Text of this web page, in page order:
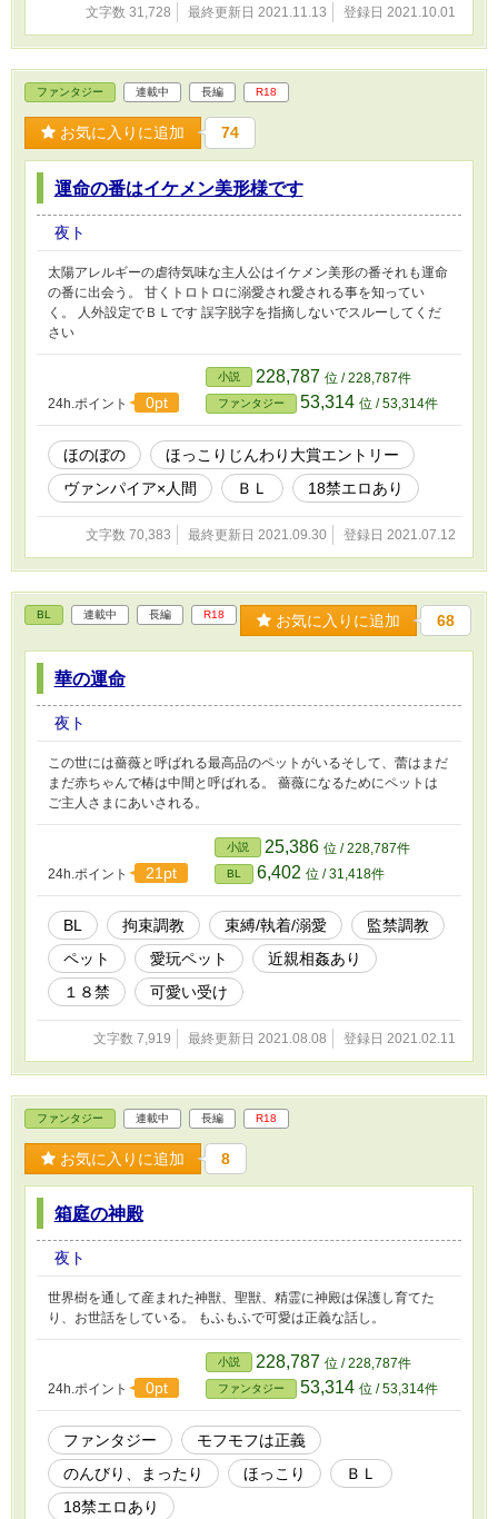
文字数 31,728 最終更新日 2021.11.13 登録日 2021.10.01
ファンタジー 連載中 長編 R18
お気に入りに追加 74
運命の番はイケメン美形様です
夜ト
太陽アレルギーの虐待気味な主人公はイケメン美形の番それも運命
の番に出会う。 甘くトロトロに溺愛され愛される事を知ってい
く。 人外設定でＢＬです 誤字脱字を指摘しないでスルーしてくだ
さい
24h.ポイント 0pt
小説 228,787 位 / 228,787件
ファンタジー 53,314 位 / 53,314件
ほのぼの
ほっこりじんわり大賞エントリー
ヴァンパイア×人間
ＢＬ 18禁エロあり
文字数 70,383 最終更新日 2021.09.30 登録日 2021.07.12
BL 連載中 長編 R18 お気に入りに追加 68
華の運命
夜ト
この世には薔薇と呼ばれる最高品のペットがいるそして、蕾はまだ
まだ赤ちゃんで椿は中間と呼ばれる。 薔薇になるためにペットは
ご主人さまにあいされる。
24h.ポイント 21pt
小説 25,386 位 / 228,787件
BL 6,402 位 / 31,418件
BL 拘束調教 束縛/執着/溺愛
監禁調教
ペット
愛玩ペット
近親相姦あり
１８禁
可愛い受け
文字数 7,919 最終更新日 2021.08.08 登録日 2021.02.11
ファンタジー 連載中 長編 R18
お気に入りに追加 8
箱庭の神殿
夜ト
世界樹を通して産まれた神獣、聖獣、精霊に神殿は保護し育てた
り、お世話をしている。 もふもふで可愛は正義な話し。
24h.ポイント 0pt
小説 228,787 位 / 228,787件
ファンタジー 53,314 位 / 53,314件
ファンタジー
モフモフは正義
のんびり、まったり
ほっこり
ＢＬ
18禁エロあり